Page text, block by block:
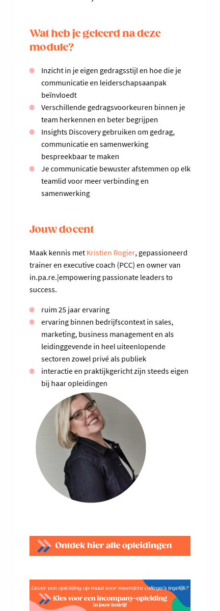
Wat heb je geleerd na deze
module?
Inzicht in je eigen gedragsstijl en hoe die je
communicatie en leiderschapsaanpak
beïnvloedt
Verschillende gedragsvoorkeuren binnen je
team herkennen en beter begrijpen
Insights Discovery gebruiken om gedrag,
communicatie en samenwerking
bespreekbaar te maken
Je communicatie bewuster afstemmen op elk
teamlid voor meer verbinding en
samenwerking
Jouw docent
Maak kennis met Kristien Rogier, gepassioneerd
trainer en executive coach (PCC) en owner van
in.pa.re.|empowering passionate leaders to
success.
ruim 25 jaar ervaring
ervaring binnen bedrijfscontext in sales,
marketing, business management en als
leidinggevende in heel uiteenlopende
sectoren zowel privé als publiek
interactie en praktijkgericht zijn steeds eigen
bij haar opleidingen